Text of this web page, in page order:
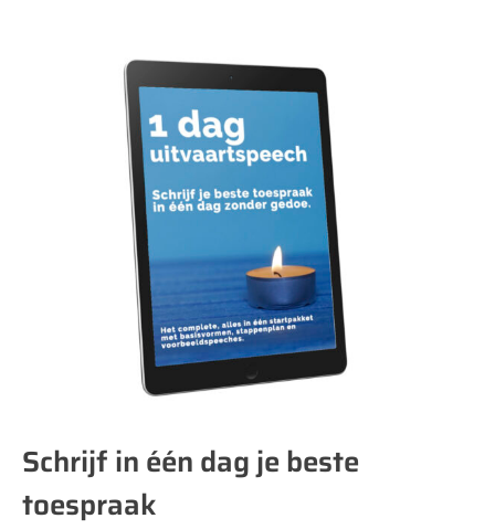
Schrijf in één dag je beste
toespraak